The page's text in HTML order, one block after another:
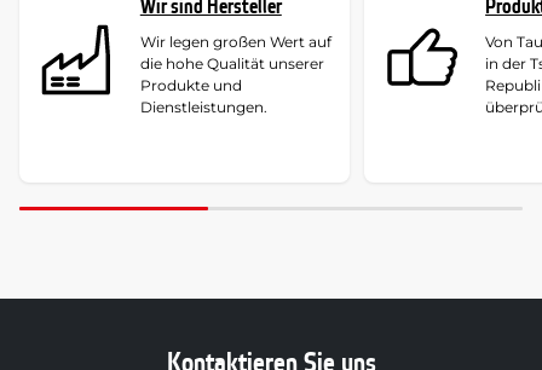
Wir sind Hersteller
Wir legen großen Wert auf
die hohe Qualität unserer
Produkte und
Dienstleistungen.
Von
in der